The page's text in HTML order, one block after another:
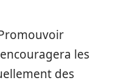
les
des